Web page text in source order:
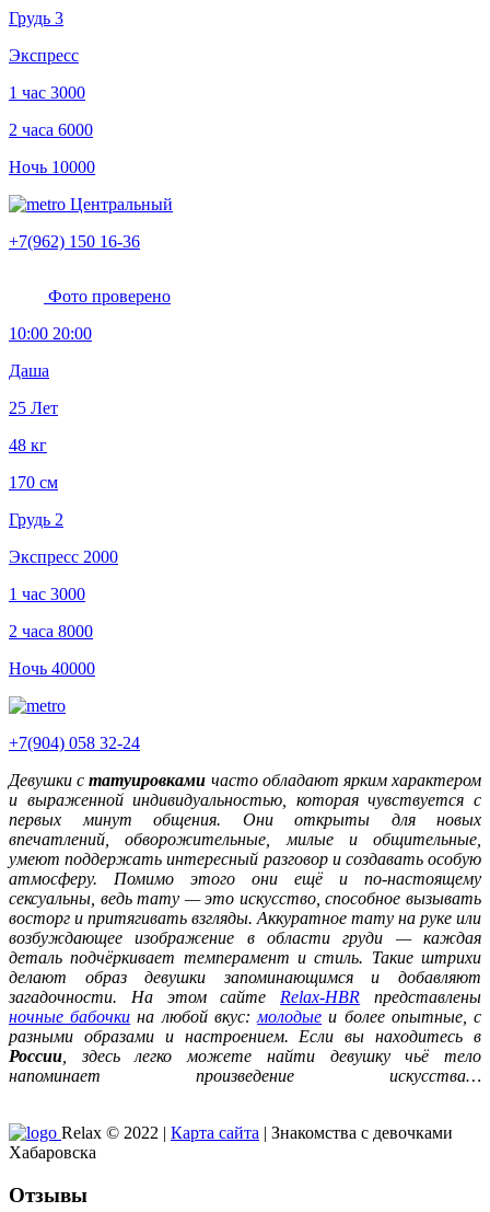
Грудь 3
Экспресс
1 час 3000
2 часа 6000
Ночь 10000
Центральный
+7(962) 150 16-36
Фото проверено
10:00 20:00
Даша
25 Лет
48 кг
170 см
Грудь 2
Экспресс 2000
1 час 3000
2 часа 8000
Ночь 40000
+7(904) 058 32-24
Девушки статуировками часто обладают ярким характером
и выраженной индивидуальностью, которая чувствуется с
первых минут общения. Они открыты для новых
впечатлений, обворожительные, милые и общительные,
умеют поддержать интересный разговор и создавать особую
атмосферу. Помимо этого они ещё и по-настоящему
сексуальны, ведь тату — это искусство, способное вызывать
восторг и притягивать взгляды. Аккуратное тату на руке или
возбуждающее изображение в области груди — каждая
деталь подчёркивает темперамент и стиль. Такие штрихи
делают образ девушки запоминающимся и добавляют
загадочности. На этом сайтеRelax-HBR представлены
ночные бабочки на любой вкус:молодые и более опытные, с
разными образами и настроением. Если вы находитесь в
России, здесь легко можете найти девушку чьё тело
напоминает произведение искусства…
Relax © 2022 | Карта сайта | Знакомства с девочками
Хабаровска
Отзывы